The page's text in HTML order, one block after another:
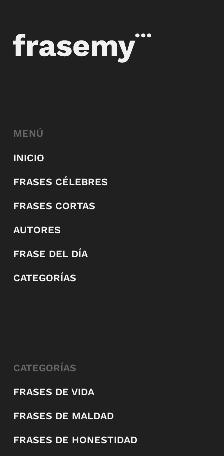
MENÚ
INICIO
FRASES CÉLEBRES
FRASES CORTAS
AUTORES
FRASE DEL DÍA
CATEGORÍAS
CATEGORÍAS
FRASES DE VIDA
FRASES DE MALDAD
FRASES DE HONESTIDAD